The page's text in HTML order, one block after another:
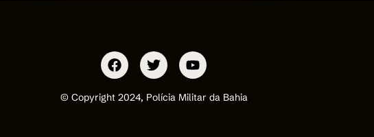
© Copyright 2024, Polícia Militar da Bahia